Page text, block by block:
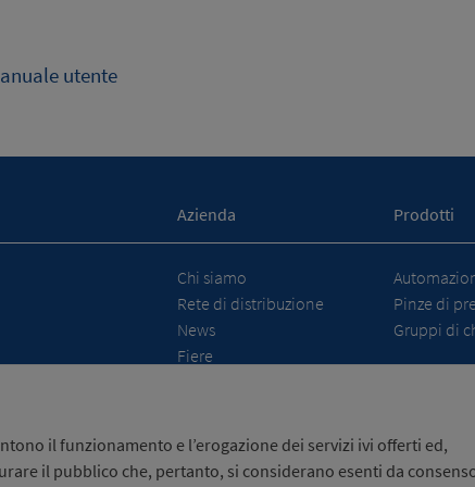
utente
Azienda Prodotti
Chi siamo
Rete di distribuzione
News
Fiere
Pinze di
Gruppi di
il funzionamento e l’erogazione dei servizi ivi offerti ed,
il pubblico che, pertanto, si considerano esenti da